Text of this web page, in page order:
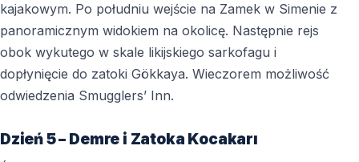
kajakowym. Po południu wejście na Zamek w Simenie z
panoramicznym widokiem na okolicę. Następnie rejs
obok wykutego w skale likijskiego sarkofagu i
dopłynięcie do zatoki Gökkaya. Wieczorem możliwość
odwiedzenia Smugglers’ Inn.
Dzień 5 – Demre i Zatoka Kocakarı